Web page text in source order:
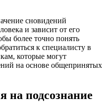
сновидений
и зависит от его
более точно понять
к специалисту в
которые могут
на основе общепринятых
на подсознание